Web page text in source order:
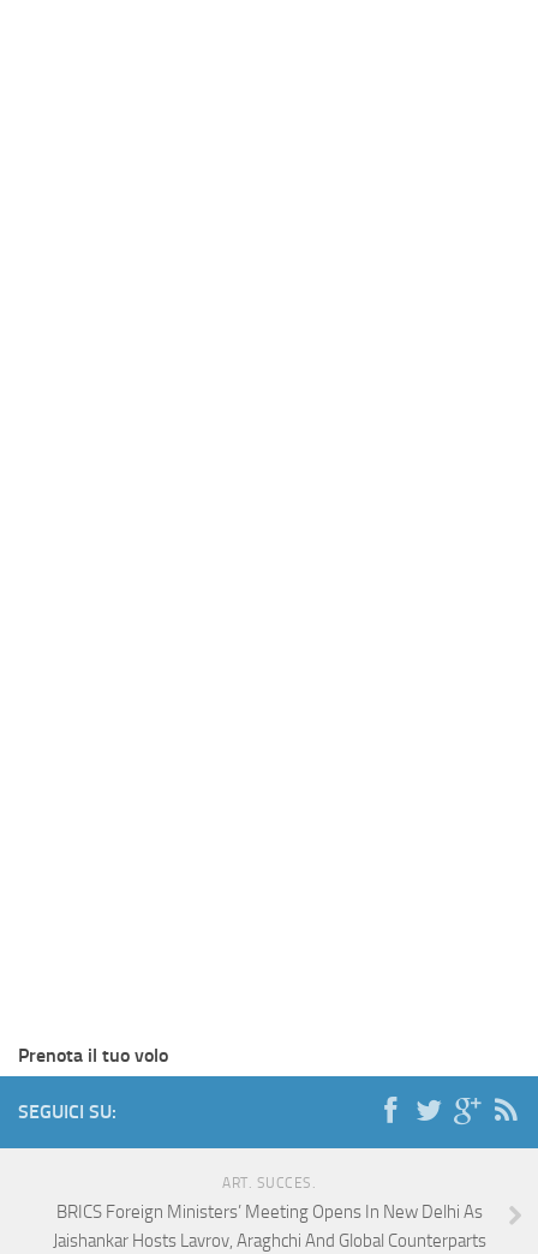
Prenota il tuo volo
SEGUICI SU:
ART. SUCCES.
BRICS Foreign Ministers’ Meeting Opens In New Delhi As
Jaishankar Hosts Lavrov, Araghchi And Global Counterparts